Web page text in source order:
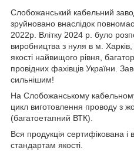
Слобожанський кабельний
зруйновано внаслідок
2022р. Влітку 2024 р. було
виробництва з нуля в м.
якості найвищого рівня,
провідних фахівців України.
сильнішим!
На Слобожанському
цикл виготовлення проводу з
(багатоетапний ВТК).
Вся продукція сертифікована і
стандартам якості.